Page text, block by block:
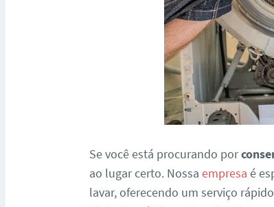
Se você está procurando por
ao lugar certo. Nossaempresa é
lavar, oferecendo um serviço